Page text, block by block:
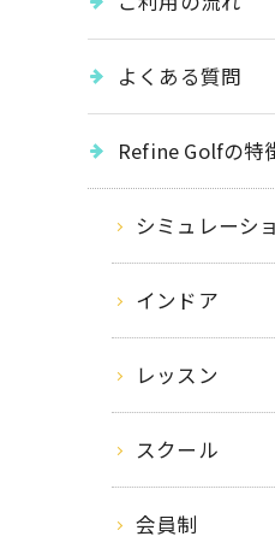
よくある質問
Refine Golfの特
シミュレーシ
インドア
レッスン
スクール
会員制